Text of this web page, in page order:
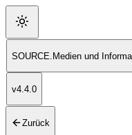
SOURCE Medien und
v4.4.0
Zurück